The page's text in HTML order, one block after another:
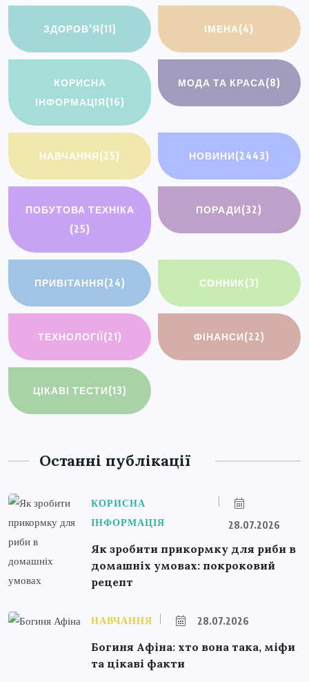
ЗДОРОВ’Я(11) ІМЕНА(4)
КОРИСНА
ІНФОРМАЦІЯ(16)
МОДА ТА КРАСА(8)
НАВЧАННЯ(25) НОВИНИ(2443)
ПОБУТОВА ТЕХНІКА
(25)
ПОРАДИ(32)
ПРИВІТАННЯ(24) СОННИК(3)
ТЕХНОЛОГІЇ(21) ФІНАНСИ(22)
ЦІКАВІ ТЕСТИ(13)
Останні публікації
КОРИСНА
ІНФОРМАЦІЯ
28.07.2026
Як зробити прикормку для риби в
домашніх умовах: покроковий
рецепт
НАВЧАННЯ 28.07.2026
Богиня Афіна: хто вона така, міфи
та цікаві факти